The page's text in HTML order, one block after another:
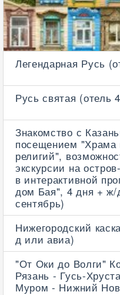
Легендарная Русь
Русь святая (отель
Знакомство с
посещением "Храма
религий",
экскурсии на
в интерактивной
дом Бая", 4 дня +
сентябрь)
Нижегородский
д или авиа)
"От Оки до Волги"
Рязань - Гусь-
Муром - Нижний